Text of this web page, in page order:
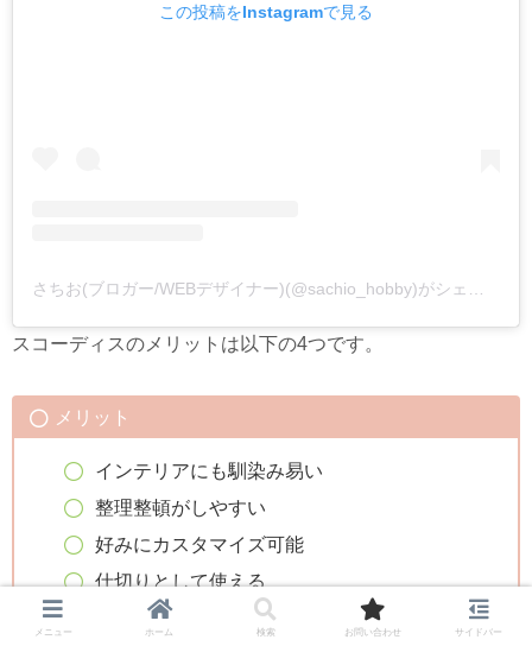
この投稿をInstagramで見る
スコーディスのメリットは以下の4つです。
メリット
インテリアにも馴染み易い
整理整頓がしやすい
好みにカスタマイズ可能
仕切りとして使える
メニュー ホーム 検索 お問い合わせ サイドバー